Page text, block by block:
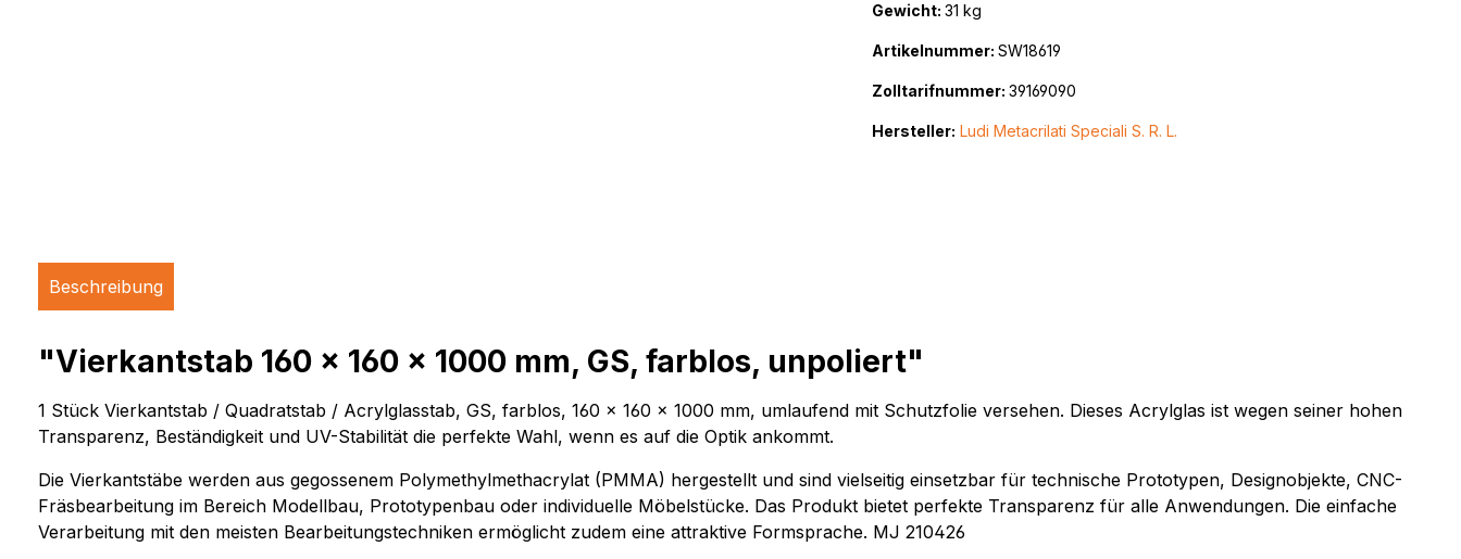
Gewicht: 31 kg
Artikelnummer: SW18619
Zolltarifnummer: 39169090
Hersteller: Ludi Metacrilati Speciali S. R. L.
Beschreibung
"Vierkantstab 160 x 160 x 1000 mm, GS, farblos, unpoliert"
1 Stück Vierkantstab / Quadratstab / Acrylglasstab, GS, farblos, 160 x 160 x 1000 mm, umlaufend mit Schutzfolie versehen. Dieses Acrylglas ist wegen seiner hohen
Transparenz, Beständigkeit und UV-Stabilität die perfekte Wahl, wenn es auf die Optik ankommt.
Die Vierkantstäbe werden aus gegossenem Polymethylmethacrylat (PMMA) hergestellt und sind vielseitig einsetzbar für technische Prototypen, Designobjekte, CNC-
Fräsbearbeitung im Bereich Modellbau, Prototypenbau oder individuelle Möbelstücke. Das Produkt bietet perfekte Transparenz für alle Anwendungen. Die einfache
Verarbeitung mit den meisten Bearbeitungstechniken ermöglicht zudem eine attraktive Formsprache. MJ 210426